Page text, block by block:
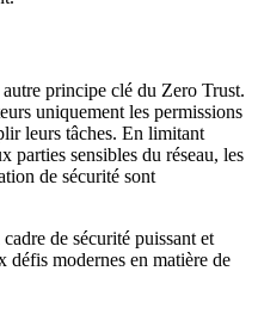
principe clé du Zero Trust.
uniquement les permissions
leurs tâches. En limitant
parties sensibles du réseau, les
de sécurité sont
de sécurité puissant et
défis modernes en matière de